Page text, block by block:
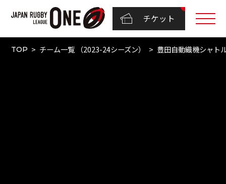
チケット
TOP チーム一覧 （2023-24シーズン） 豊田自動織機シャト